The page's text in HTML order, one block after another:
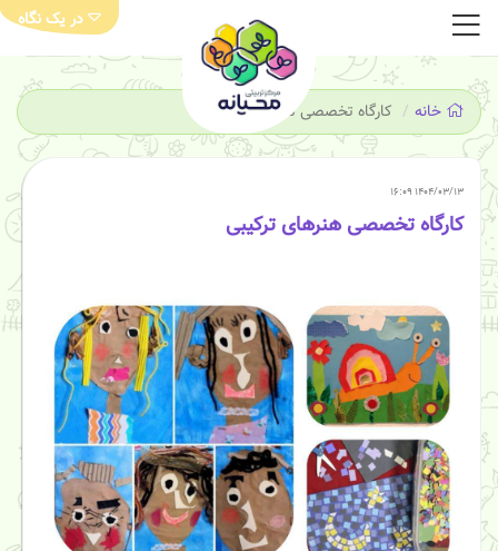
در یک نگاه
خانه کارگاه تخصصی هنرهای ترکیبی
۱۴۰۴/۰۳/۱۳ ۱۶:۰۹
کارگاه تخصصی هنرهای ترکیبی